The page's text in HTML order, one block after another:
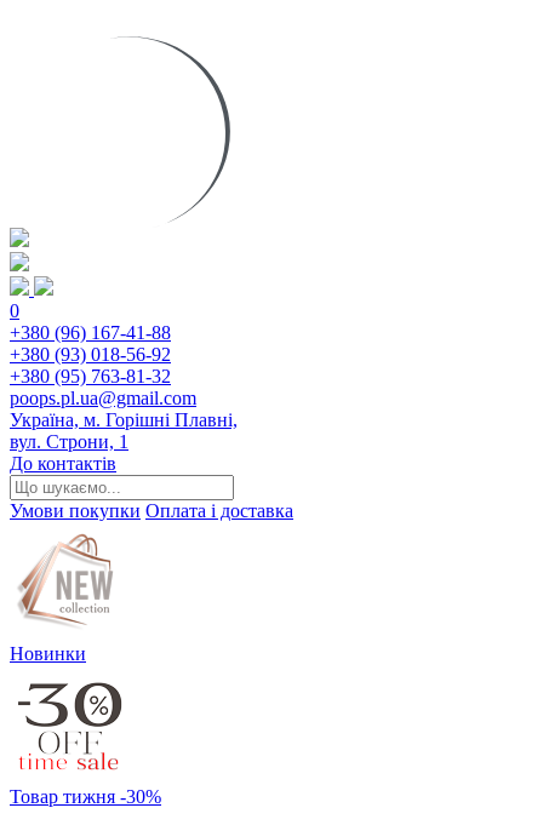
0
+380 (96) 167-41-88
+380 (93) 018-56-92
+380 (95) 763-81-32
poops.pl.ua@gmail.com
Україна, м. Горішні Плавні,
вул. Строни, 1
До контактів
Умови покупки Оплата і доставка
Новинки
Товар тижня -30%